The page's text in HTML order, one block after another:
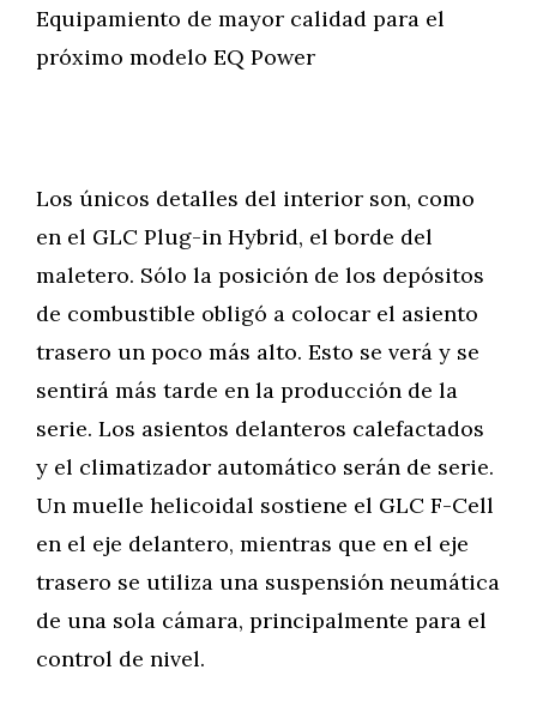
Equipamiento de mayor calidad para el
próximo modelo EQ Power
Los únicos detalles del interior son, como
en el GLC Plug-in Hybrid, el borde del
maletero. Sólo la posición de los depósitos
de combustible obligó a colocar el asiento
trasero un poco más alto. Esto se verá y se
sentirá más tarde en la producción de la
serie. Los asientos delanteros calefactados
y el climatizador automático serán de serie.
Un muelle helicoidal sostiene el GLC F-Cell
en el eje delantero, mientras que en el eje
trasero se utiliza una suspensión neumática
de una sola cámara, principalmente para el
control de nivel.